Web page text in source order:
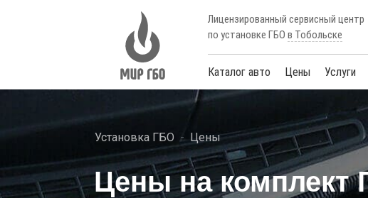
Лицензированный сервисный центр
по установке ГБО в Тобольске
Каталог авто Цены Услуги
Установка ГБО Цены
Цены на комплект